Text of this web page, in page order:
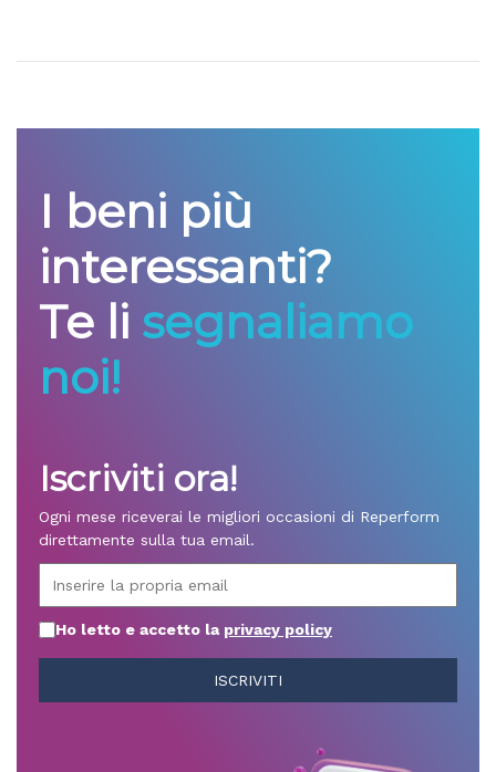
I beni più
interessanti?
Te li segnaliamo
noi!
Iscriviti ora!
Ogni mese riceverai le migliori occasioni di Reperform
direttamente sulla tua email.
Ho letto e accetto la privacy policy